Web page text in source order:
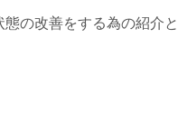
の改善をする為の紹介